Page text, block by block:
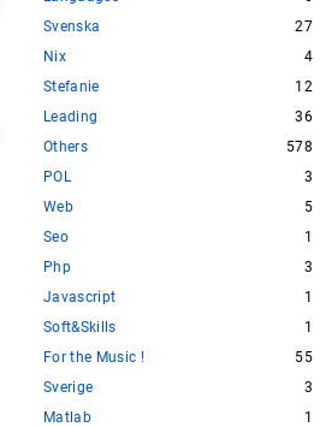
Svenska
27
Nix
4
Stefanie
12
Leading
36
Others
578
POL
3
Web
5
Seo
1
Php
3
Javascript
1
Soft&Skills
1
For the Music !
55
Sverige
3
Matlab
1